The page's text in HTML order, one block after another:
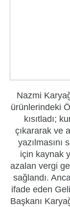
Nazmi
ürünlerindeki
kısıtladı;
çıkararak ve
yazılmasını
için kaynak
azalan vergi
sağlandı.
ifade eden
Başkanı